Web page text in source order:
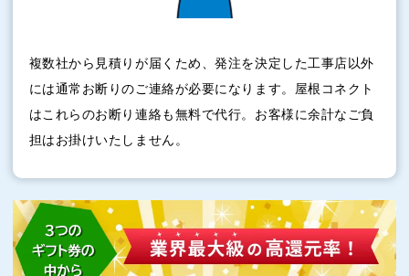
複数社から見積りが届くため、発注を決定した工事店以外
には通常お断りのご連絡が必要になります。屋根コネクト
はこれらのお断り連絡も無料で代行。お客様に余計なご負
担はお掛けいたしません。